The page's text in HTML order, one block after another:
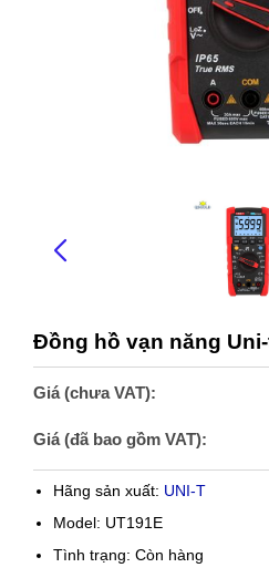
Đồng hồ vạn năng Uni-
Giá (chưa VAT):
Giá (đã bao gồm VAT):
Hãng sản xuất: UNI-T
Model: UT191E
Tình trạng: Còn hàng